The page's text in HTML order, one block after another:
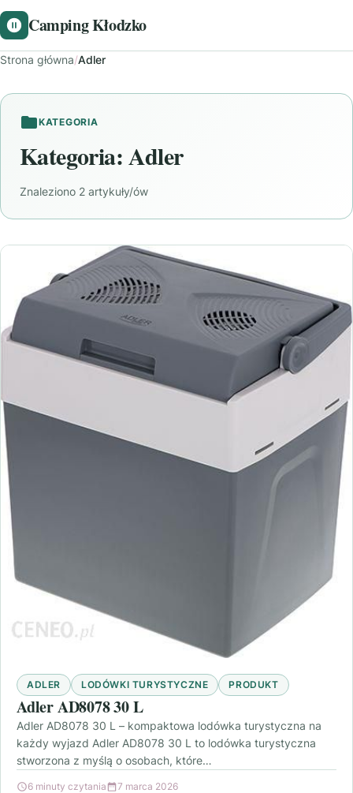
Camping Kłodzko
Strona główna/Adler
KATEGORIA
Kategoria:Adler
Znaleziono 2 artykuły/ów
ADLER LODÓWKI TURYSTYCZNE PRODUKT
Adler AD8078 30 L
Adler AD8078 30 L – kompaktowa lodówka turystyczna na
każdy wyjazd Adler AD8078 30 L to lodówka turystyczna
stworzona z myślą o osobach, które…
6 minuty czytania 7 marca 2026